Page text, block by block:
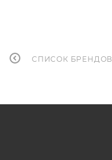
СПИСОК БРЕНДОВ